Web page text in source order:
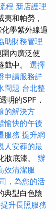
程 新店護理
夷和帕勞，
學紫外線過
助財務管理
內廣泛使
戲中。 選擇
申請服務詳
問題 台北整
明的SPF，
的解決方
愉快的午後
服務 提升網
人安葬的最
妝底漆。 辦
效清潔服
，為您的活
典型白色陰
升長照服務